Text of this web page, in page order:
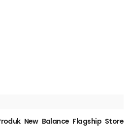
New Balance Flagship Store